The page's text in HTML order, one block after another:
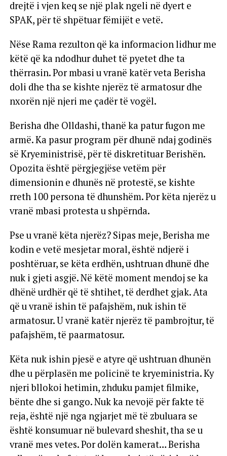
drejtë i vjen keq se një plak ngeli në dyert e
SPAK, për të shpëtuar fëmijët e vetë.
Nëse Rama rezulton që ka informacion lidhur me
këtë që ka ndodhur duhet të pyetet dhe ta
thërrasin. Por mbasi u vranë katër veta Berisha
doli dhe tha se kishte njerëz të armatosur dhe
nxorën një njeri me çadër të vogël.
Berisha dhe Olldashi, thanë ka patur fugon me
armë. Ka pasur program për dhunë ndaj godinës
së Kryeministrisë, për të diskretituar Berishën.
Opozita është përgjegjëse vetëm për
dimensionin e dhunës në protestë, se kishte
rreth 100 persona të dhunshëm. Por këta njerëz u
vranë mbasi protesta u shpërnda.
Pse u vranë këta njerëz? Sipas meje, Berisha me
kodin e vetë mesjetar moral, është ndjerë i
poshtëruar, se këta erdhën, ushtruan dhunë dhe
nuk i gjeti asgjë. Në këtë moment mendoj se ka
dhënë urdhër që të shtihet, të derdhet gjak. Ata
që u vranë ishin të pafajshëm, nuk ishin të
armatosur. U vranë katër njerëz të pambrojtur, të
pafajshëm, të paarmatosur.
Këta nuk ishin pjesë e atyre që ushtruan dhunën
dhe u përplasën me policinë te kryeministria. Ky
njeri bllokoi hetimin, zhduku pamjet filmike,
bënte dhe si gango. Nuk ka nevojë për fakte të
reja, është një nga ngjarjet më të zbuluara se
është konsumuar në bulevard sheshit, tha se u
vranë mes vetes. Por dolën kamerat… Berisha